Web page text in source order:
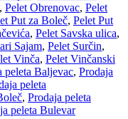
, Pelet Obrenovac, Pelet
Put za Boleč, Pelet Put
, Pelet Savska ulica,
Sajam, Pelet Surčin,
Vinča, Pelet Vinčanski
peleta Baljevac, Prodaja
peleta
, Prodaja peleta
peleta Bulevar